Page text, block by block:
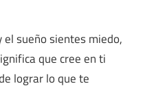
el sueño sientes miedo,
que cree en ti
lograr lo que te